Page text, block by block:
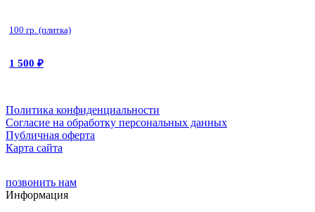
100 гр. (плитка)
1 500 ₽
Политика конфиденциальности
Cогласие на обработку персональных данных
Публичная оферта
Карта сайта
позвонить нам
Информация